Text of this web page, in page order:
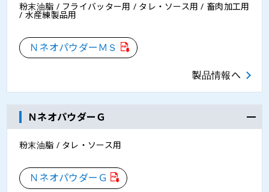
粉末油脂 / フライバッター用 / タレ・ソース用 / 畜肉加工用
/ 水産練製品用
ＮネオパウダーＭＳ
製品情報へ
ＮネオパウダーＧ
粉末油脂 / タレ・ソース用
ＮネオパウダーＧ